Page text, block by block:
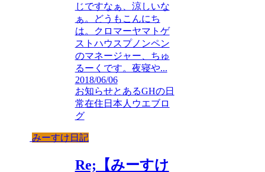
じですなぁ、涼しいな
ぁ。どうもこんにち
は。クロマーヤマトゲ
ストハウスプノンペン
のマネージャー、ちゅ
るーくです。夜寝や...
2018/06/06
お知らせとあるGHの日
常在住日本人ウエブロ
グ
みーすけ日記
Re;【みーすけ